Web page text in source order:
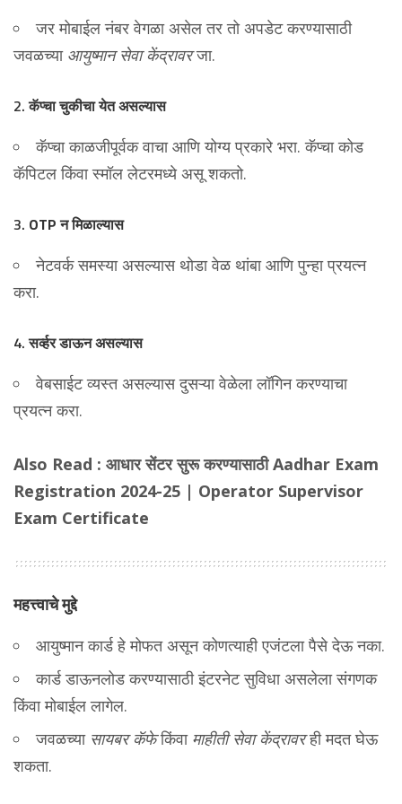
जर मोबाईल नंबर वेगळा असेल तर तो अपडेट करण्यासाठी
जवळच्या आयुष्मान सेवा केंद्रावरजा.
2.कॅप्चा चुकीचा येत असल्यास
कॅप्चा काळजीपूर्वक वाचा आणि योग्य प्रकारे भरा. कॅप्चा कोड
कॅपिटल किंवा स्मॉल लेटरमध्ये असू शकतो.
3. OTP न मिळाल्यास
नेटवर्क समस्या असल्यास थोडा वेळ थांबा आणि पुन्हा प्रयत्न
करा.
4.सर्व्हर डाऊन असल्यास
वेबसाईट व्यस्त असल्यास दुसऱ्या वेळेला लॉगिन करण्याचा
प्रयत्न करा.
Also Read : आधार सेंटर सुरू करण्यासाठी Aadhar Exam
Registration 2024-25 | Operator Supervisor
Exam Certificate
महत्त्वाचे मुद्दे
आयुष्मान कार्ड हे मोफत असून कोणत्याही एजंटला पैसे देऊ नका.
कार्ड डाऊनलोड करण्यासाठी इंटरनेट सुविधा असलेला संगणक
किंवा मोबाईल लागेल.
जवळच्या सायबर कॅफेकिंवा माहीती सेवा केंद्रावरही मदत घेऊ
शकता.